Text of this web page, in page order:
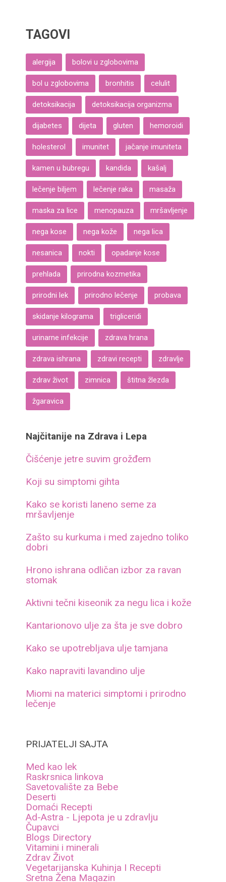
TAGOVI
alergija bolovi u zglobovima
bol u zglobovima bronhitis celulit
detoksikacija detoksikacija organizma
dijabetes dijeta gluten hemoroidi
holesterol imunitet jačanje imuniteta
kamen u bubregu kandida kašalj
lečenje biljem lečenje raka masaža
maska za lice menopauza mršavljenje
nega kose nega kože nega lica
nesanica nokti opadanje kose
prehlada prirodna kozmetika
prirodni lek prirodno lečenje probava
skidanje kilograma trigliceridi
urinarne infekcije zdrava hrana
zdrava ishrana zdravi recepti zdravlje
zdrav život zimnica štitna žlezda
žgaravica
Najčitanije na Zdrava i Lepa
Čišćenje jetre suvim grožđem
Koji su simptomi gihta
Kako se koristi laneno seme za
mršavljenje
Zašto su kurkuma i med zajedno toliko
dobri
Hrono ishrana odličan izbor za ravan
stomak
Aktivni tečni kiseonik za negu lica i kože
Kantarionovo ulje za šta je sve dobro
Kako se upotrebljava ulje tamjana
Kako napraviti lavandino ulje
Miomi na materici simptomi i prirodno
lečenje
PRIJATELJI SAJTA
Med kao lek
Raskrsnica linkova
Savetovalište za Bebe
Deserti
Domaći Recepti
Ad-Astra - Ljepota je u zdravlju
Čupavci
Blogs Directory
Vitamini i minerali
Zdrav Život
Vegetarijanska Kuhinja I Recepti
Sretna Žena Magazin